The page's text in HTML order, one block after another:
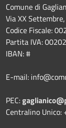
Comune di
Via XX
Codice Fiscale:
Partita IVA:
IBAN: #
E-mail:
PEC:
Centralino